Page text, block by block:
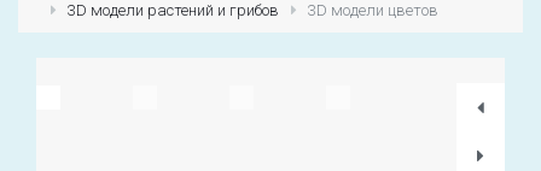
Первый раз?
3D модели растений и грибов
3D модели цветов